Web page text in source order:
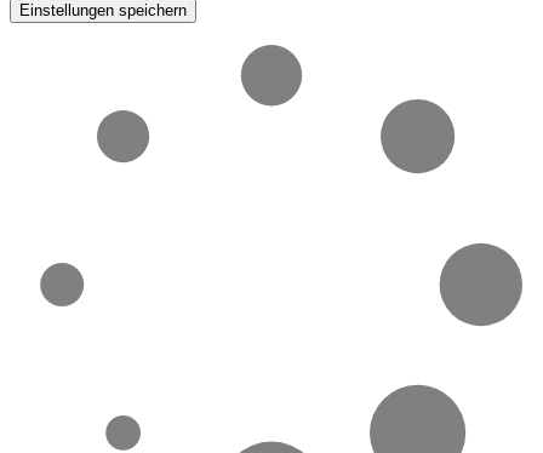
Einstellungen speichern